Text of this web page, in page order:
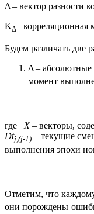
Δ – вектор разности
KΔ– корреляционная
Будем различать две
Δ – абсолютные
момент
гдеX– векторы,
Dtj,(j-1) – текущие
выполнения эпохи
Отметим, что
они порождены